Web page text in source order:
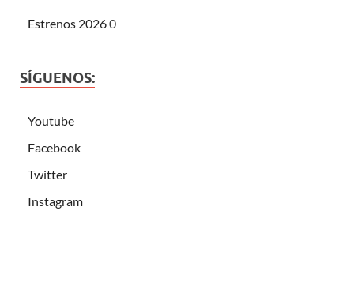
Estrenos 20260
SÍGUENOS:
Youtube
Facebook
Twitter
Instagram